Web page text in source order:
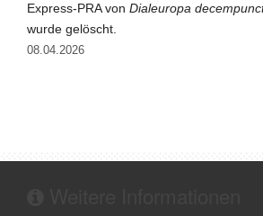
Express-PRA von Dialeuropa
wurde gelöscht.
08.04.2026